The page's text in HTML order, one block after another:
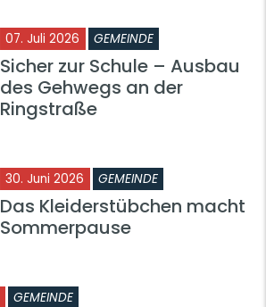
07. Juli 2026 GEMEINDE
Sicher zur Schule – Ausbau
des Gehwegs an der
Ringstraße
30. Juni 2026 GEMEINDE
Das Kleiderstübchen macht
Sommerpause
GEMEINDE